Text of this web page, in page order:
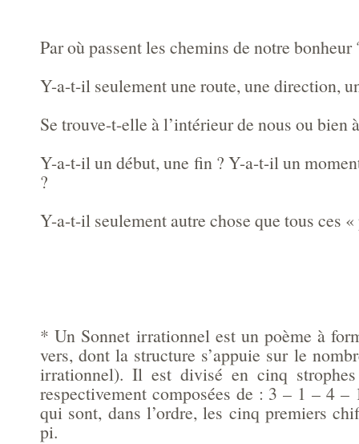
Par où passent les chemins de notre bonheur
Y-a-t-il seulement une route, une direction,
Se trouve-t-elle à l’intérieur de nous ou bien
Y-a-t-il un début, une fin ? Y-a-t-il un
?
Y-a-t-il seulement autre chose que tous ces
* Un Sonnet irrationnel est un poème à
vers, dont la structure s’appuie sur le
irrationnel). Il est divisé en cinq strophes
respectivement composées de : 3 – 1 – 4 –
qui sont, dans l’ordre, les cinq premiers
pi.